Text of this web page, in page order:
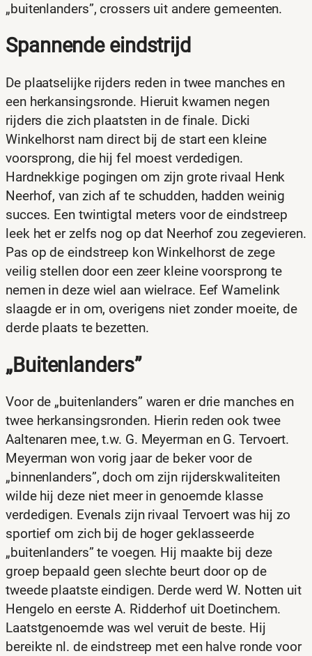
„buitenlanders”, crossers uit andere gemeenten.
Spannende eindstrijd
De plaatselijke rijders reden in twee manches en
een herkansingsronde. Hieruit kwamen negen
rijders die zich plaatsten in de finale. Dicki
Winkelhorst nam direct bij de start een kleine
voorsprong, die hij fel moest verdedigen.
Hardnekkige pogingen om zijn grote rivaal Henk
Neerhof, van zich af te schudden, hadden weinig
succes. Een twintigtal meters voor de eindstreep
leek het er zelfs nog op dat Neerhof zou zegevieren.
Pas op de eindstreep kon Winkelhorst de zege
veilig stellen door een zeer kleine voorsprong te
nemen in deze wiel aan wielrace. Eef Wamelink
slaagde er in om, overigens niet zonder moeite, de
derde plaats te bezetten.
„Buitenlanders”
Voor de „buitenlanders” waren er drie manches en
twee herkansingsronden. Hierin reden ook twee
Aaltenaren mee, t.w. G. Meyerman en G. Tervoert.
Meyerman won vorig jaar de beker voor de
„binnenlanders”, doch om zijn rijderskwaliteiten
wilde hij deze niet meer in genoemde klasse
verdedigen. Evenals zijn rivaal Tervoert was hij zo
sportief om zich bij de hoger geklasseerde
„buitenlanders” te voegen. Hij maakte bij deze
groep bepaald geen slechte beurt door op de
tweede plaatste eindigen. Derde werd W. Notten uit
Hengelo en eerste A. Ridderhof uit Doetinchem.
Laatstgenoemde was wel veruit de beste. Hij
bereikte nl. de eindstreep met een halve ronde voor